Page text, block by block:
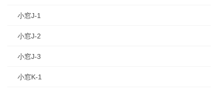
小窓J-1
小窓J-2
小窓J-3
小窓K-1